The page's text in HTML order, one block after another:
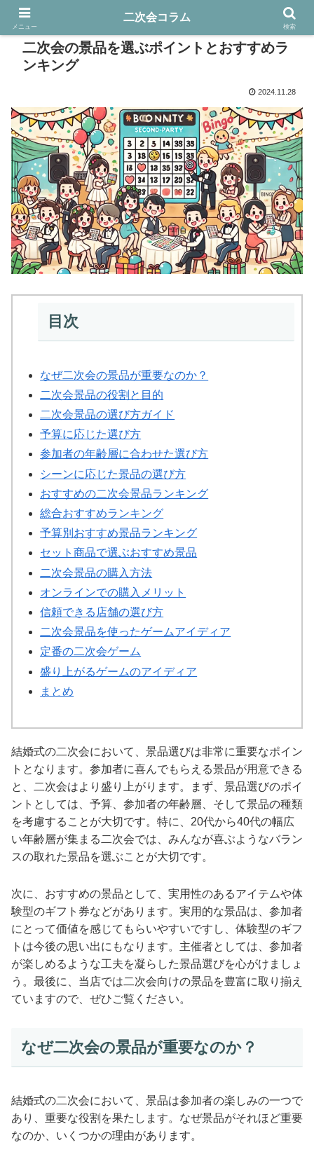
二次会の景品を選ぶポイントとおすすめラ
ンキング
2024.11.28
目次
なぜ二次会の景品が重要なのか？
二次会景品の役割と目的
二次会景品の選び方ガイド
予算に応じた選び方
参加者の年齢層に合わせた選び方
シーンに応じた景品の選び方
おすすめの二次会景品ランキング
総合おすすめランキング
予算別おすすめ景品ランキング
セット商品で選ぶおすすめ景品
二次会景品の購入方法
オンラインでの購入メリット
信頼できる店舗の選び方
二次会景品を使ったゲームアイディア
定番の二次会ゲーム
盛り上がるゲームのアイディア
まとめ
結婚式の二次会において、景品選びは非常に重要なポイン
トとなります。参加者に喜んでもらえる景品が用意できる
と、二次会はより盛り上がります。まず、景品選びのポイ
ントとしては、予算、参加者の年齢層、そして景品の種類
を考慮することが大切です。特に、20代から40代の幅広
い年齢層が集まる二次会では、みんなが喜ぶようなバラン
スの取れた景品を選ぶことが大切です。
次に、おすすめの景品として、実用性のあるアイテムや体
験型のギフト券などがあります。実用的な景品は、参加者
にとって価値を感じてもらいやすいですし、体験型のギフ
トは今後の思い出にもなります。主催者としては、参加者
が楽しめるような工夫を凝らした景品選びを心がけましょ
う。最後に、当店では二次会向けの景品を豊富に取り揃え
ていますので、ぜひご覧ください。
なぜ二次会の景品が重要なのか？
結婚式の二次会において、景品は参加者の楽しみの一つで
あり、重要な役割を果たします。なぜ景品がそれほど重要
なのか、いくつかの理由があります。
メニュー
二次会コラム
検索